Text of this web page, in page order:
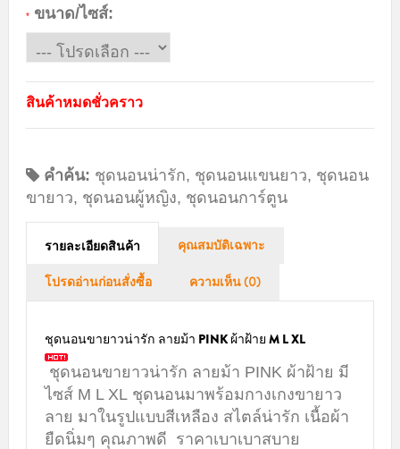
* ขนาด/ไซส์:
สินค้าหมดชั่วคราว
คำค้น: ชุดนอนน่ารัก, ชุดนอนแขนยาว, ชุดนอน
ขายาว, ชุดนอนผู้หญิง, ชุดนอนการ์ตูน
รายละเอียดสินค้า คุณสมบัติเฉพาะ
โปรดอ่านก่อนสั่งซื้อ ความเห็น (0)
ชุดนอนขายาวน่ารัก ลายม้า PINK ผ้าฝ้าย M L XL
ชุดนอนขายาวน่ารัก ลายม้า PINK ผ้าฝ้าย มี
ไซส์ M L XL ชุดนอนมาพร้อมกางเกงขายาว
ลาย มาในรูปแบบสีเหลือง สไตล์น่ารัก เนื้อผ้า
ยืดนิ่มๆ คุณภาพดี ราคาเบาเบาสบาย